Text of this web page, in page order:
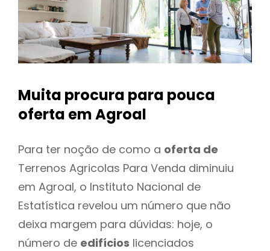
Muita procura para pouca
oferta em Agroal
Para ter noção de como a oferta de
Terrenos Agricolas Para Venda diminuiu
em Agroal, o Instituto Nacional de
Estatística revelou um número que não
deixa margem para dúvidas: hoje, o
número de edifícios licenciados